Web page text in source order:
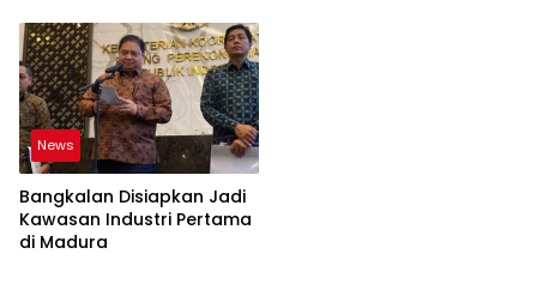
Masyarakat
News
Bangkalan Disiapkan Jadi
Kawasan Industri Pertama
di Madura